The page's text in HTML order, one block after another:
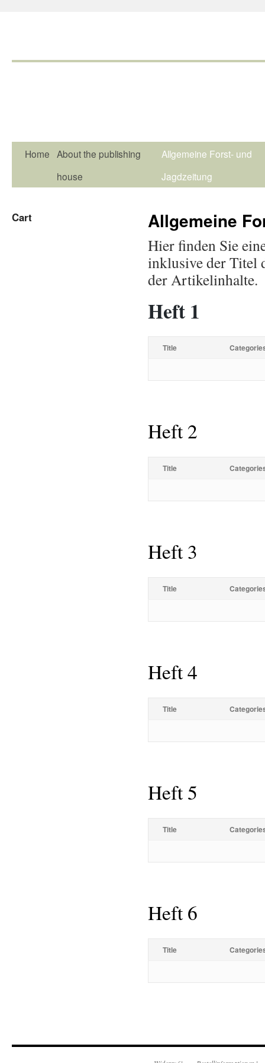
Home About the publishing
house
Allgemeine Forst- und
Jagdzeitung
Allgemeine
Hier finden Sie
inklusive der Titel
der Artikelinhalte.
Heft 1
Title
Heft 2
Title
Heft 3
Title
Heft 4
Title
Heft 5
Title
Heft 6
Title
Cart